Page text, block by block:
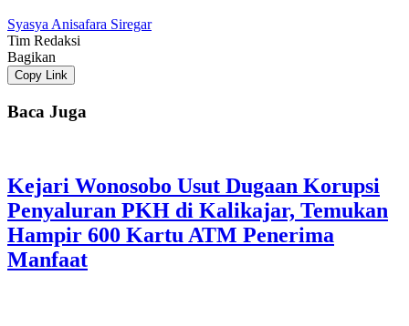
Syasya Anisafara Siregar
Tim Redaksi
Bagikan
Copy Link
Baca Juga
Kejari Wonosobo Usut Dugaan Korupsi
Penyaluran PKH di Kalikajar, Temukan
Hampir 600 Kartu ATM Penerima
Manfaat